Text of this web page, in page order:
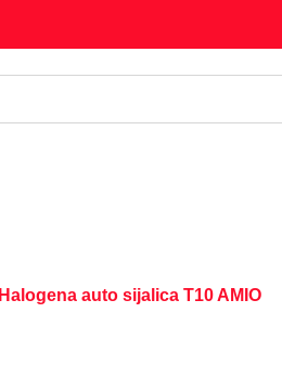
Halogena auto sijalica T10 AMIO